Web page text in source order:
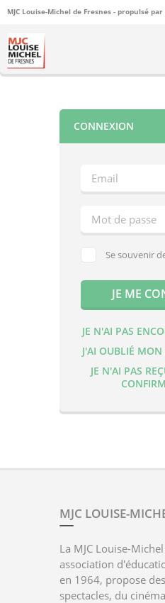
MJC Louise-Michel de Fresnes - propulsé par
CONNEXION
Se souvenir
JE N'AI PAS
J'AI OUBLIÉ MON
JE N'AI PAS
MJC LOUISE-
La MJC Louise-
association
en 1964, propose
spectacles, du